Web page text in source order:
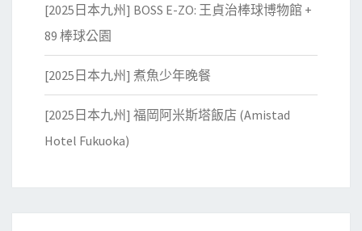
[2025日本九州] BOSS E-ZO: 王貞治棒球博物館 +
89 棒球公園
[2025日本九州] 煮魚少年晚餐
[2025日本九州] 福岡阿米斯塔飯店 (Amistad
Hotel Fukuoka)